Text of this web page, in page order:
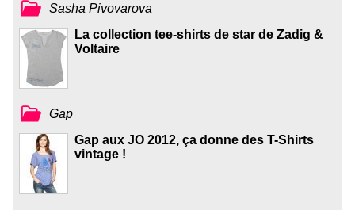
Sasha Pivovarova
La collection tee-shirts de star de Zadig &
Voltaire
Gap
Gap aux JO 2012, ça donne des T-Shirts
vintage !